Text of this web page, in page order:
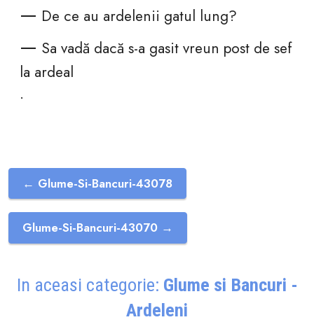
— De ce au ardelenii gatul lung?
— Sa vadă dacă s-a gasit vreun post de sef
la ardeal
.
← Glume-Si-Bancuri-43078
Glume-Si-Bancuri-43070 →
In aceasi categorie: Glume si Bancuri -
Ardeleni